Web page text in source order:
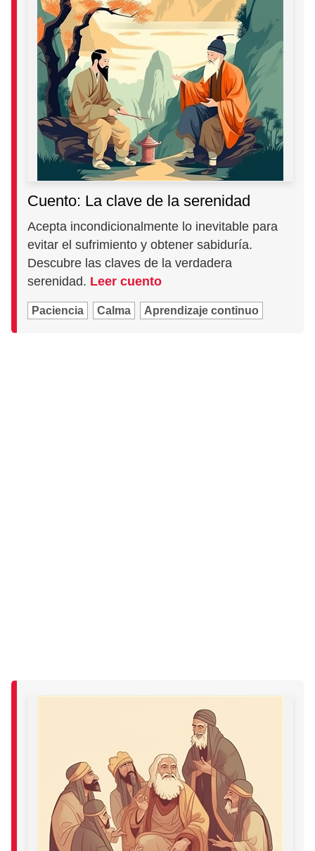
Cuento: La clave de la serenidad
Acepta incondicionalmente lo inevitable para
evitar el sufrimiento y obtener sabiduría.
Descubre las claves de la verdadera
serenidad. Leer cuento
Paciencia Calma Aprendizaje continuo